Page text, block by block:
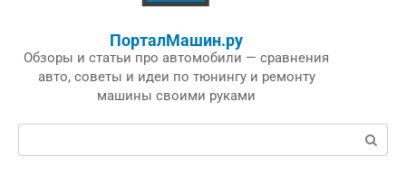
ПорталМашин.ру
Обзоры и статьи про автомобили — сравнения
авто, советы и идеи по тюнингу и ремонту
машины своими руками
Поиск: